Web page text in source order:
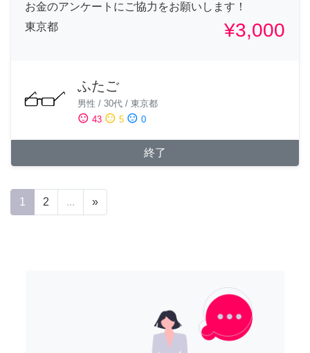
お金のアンケートにご協力をお願いします！
東京都
¥3,000
ふたご
男性 / 30代 / 東京都
sentiment_satisfied 43 sentiment_neutral 5 sentiment_dissatisfied 0
終了
1 2 ... »